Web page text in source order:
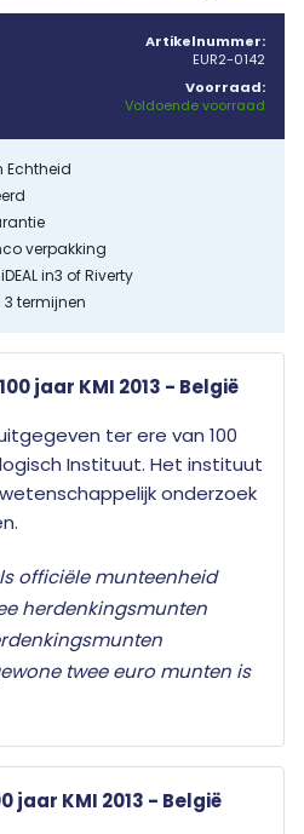
Artikelnummer:
EUR2-0142
Voorraad:
Voldoende voorraad
Echtheid
verpakking
in3 of Riverty
termijnen
jaar KMI 2013 - België
ter ere van 100
Instituut. Het instituut
onderzoek
officiële munteenheid
herdenkingsmunten
twee euro munten is
op de nationale zijde.
worden. Ze zijn in het
betaalmiddel; ze kunnen
jaar KMI 2013 - België